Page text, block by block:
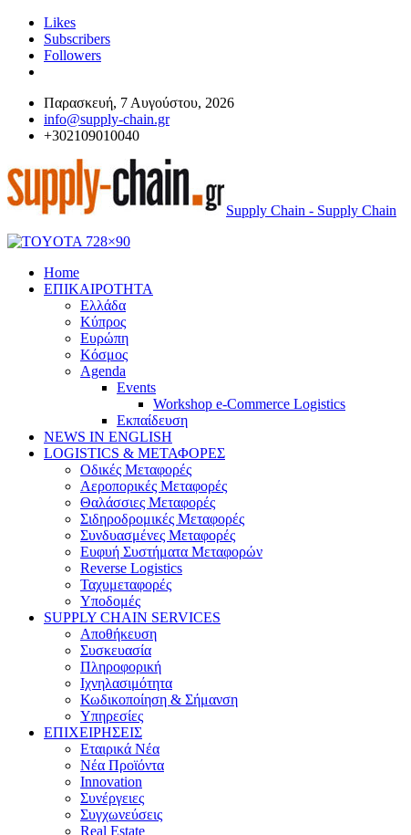
Likes
Subscribers
Followers
Παρασκευή, 7 Αυγούστου, 2026
info@supply-chain.gr
+302109010040
Supply Chain - Supply Chain
Home
ΕΠΙΚΑΙΡΟΤΗΤΑ
Ελλάδα
Κύπρος
Ευρώπη
Κόσμος
Agenda
Events
Workshop e-Commerce Logistics
Εκπαίδευση
NEWS IN ENGLISH
LOGISTICS & ΜΕΤΑΦΟΡΕΣ
Οδικές Μεταφορές
Αεροπορικές Μεταφορές
Θαλάσσιες Μεταφορές
Σιδηροδρομικές Μεταφορές
Συνδυασμένες Μεταφορές
Ευφυή Συστήματα Μεταφορών
Reverse Logistics
Ταχυμεταφορές
Υποδομές
SUPPLY CHAIN SERVICES
Αποθήκευση
Συσκευασία
Πληροφορική
Ιχνηλασιμότητα
Κωδικοποίηση & Σήμανση
Υπηρεσίες
ΕΠΙΧΕΙΡΗΣΕΙΣ
Εταιρικά Νέα
Νέα Προϊόντα
Innovation
Συνέργειες
Συγχωνεύσεις
Real Estate